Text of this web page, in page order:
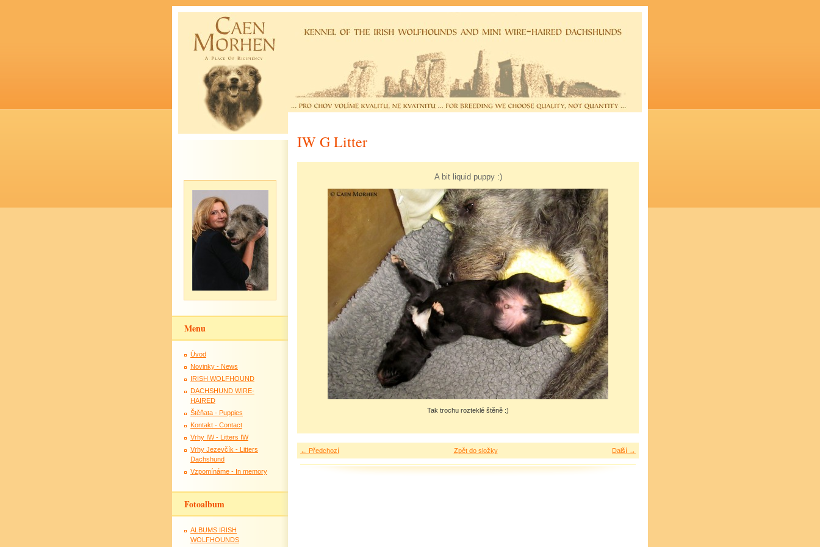
IW G Litter
A bit liquid puppy :)
Tak trochu rozteklé štěně :)
← Předchozí Další →
Zpět do složky
Menu
Úvod
Novinky - News
IRISH WOLFHOUND
DACHSHUND WIRE-
HAIRED
Štěňata - Puppies
Kontakt - Contact
Vrhy IW - Litters IW
Vrhy Jezevčík - Litters
Dachshund
Vzpomínáme - In memory
Fotoalbum
ALBUMS IRISH
WOLFHOUNDS